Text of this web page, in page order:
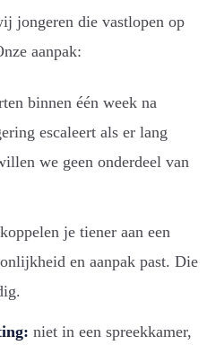
jongeren die vastlopen op
aanpak:
binnen één week na
escaleert als er lang
we geen onderdeel van
je tiener aan een
en aanpak past. Die
niet in een spreekkamer,